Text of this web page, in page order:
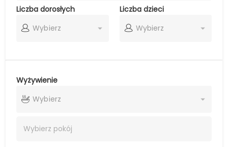
Liczba dorosłych
Wybierz
Liczba dzieci
Wybierz
Wyżywienie
Wybierz
Wybierz pokój